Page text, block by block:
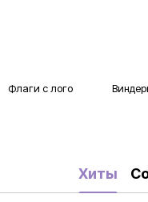
Флаги с лого
Хиты